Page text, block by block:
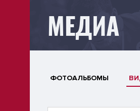
МЕДИА
ФОТОАЛЬБОМЫ